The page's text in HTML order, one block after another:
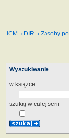
ICM › DIR ›Zasoby
Wyszukiwanie
w książce
szukaj w całej serii